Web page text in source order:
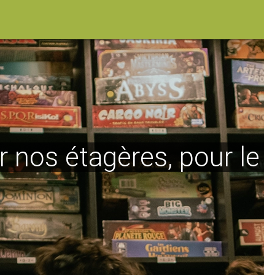
nos étagères, pour